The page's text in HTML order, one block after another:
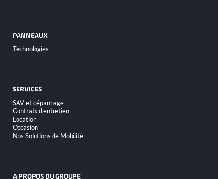
PANNEAUX
Aller
au
Technologies
SERVICES
Aller
au
contenu
SAV et dépannage
Contrats d'entretien
Location
Occasion
Nos Solutions de Mobilité
A PROPOS DU GROUPE